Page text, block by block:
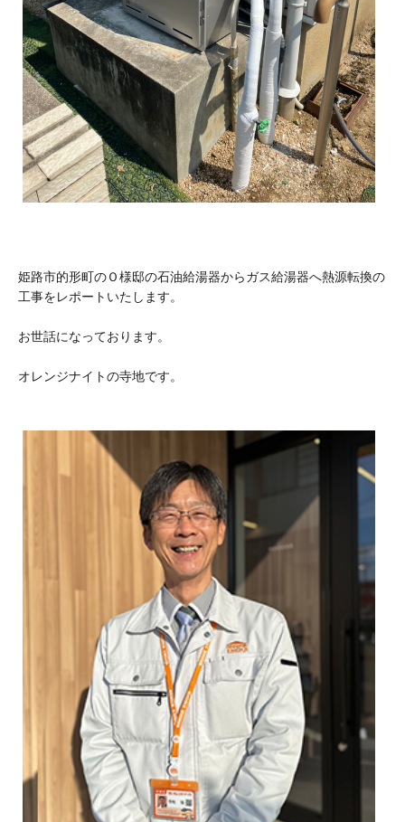
姫路市的形町のＯ様邸の石油給湯器からガス給湯器へ熱源転換の
工事をレポートいたします。
お世話になっております。
オレンジナイトの寺地です。